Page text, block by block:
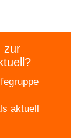
zur
aktuell